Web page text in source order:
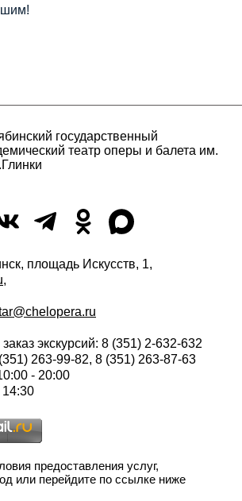
государственный
театр оперы и балета им.
площадь Искусств, 1,
,
экскурсий: 8 (351) 2-632-632
263-99-82, 8 (351) 263-87-63
- 20:00
предоставления услуг,
или перейдите по ссылке ниже